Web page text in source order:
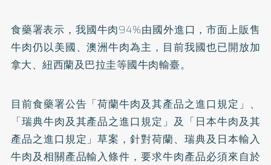
食藥署表示，我國牛肉94%由國外進口，市面上販售
牛肉仍以美國、澳洲牛肉為主，目前我國也已開放加
拿大、紐西蘭及巴拉圭等國牛肉輸臺。
目前食藥署公告「荷蘭牛肉及其產品之進口規定」、
「瑞典牛肉及其產品之進口規定」及「日本牛肉及其
產品之進口規定」草案，針對荷蘭、瑞典及日本輸入
牛肉及相關產品輸入條件，要求牛肉產品必須來自於